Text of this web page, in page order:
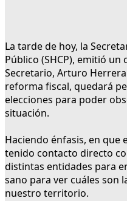
La tarde de hoy, la
Público (SHCP), emitió
Secretario, Arturo
reforma fiscal, quedará
elecciones para poder
situación.
Haciendo énfasis, en que
tenido contacto directo
distintas entidades para
sano para ver cuáles son
nuestro territorio.